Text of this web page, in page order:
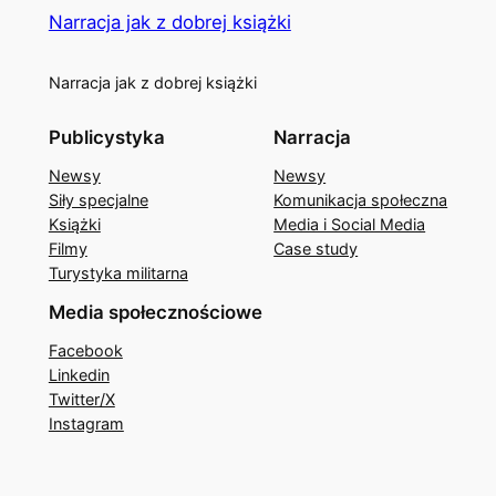
Narracja jak z dobrej książki
Narracja jak z dobrej książki
Publicystyka
Newsy
Siły specjalne
Książki
Filmy
Turystyka militarna
Narracja
Newsy
Komunikacja społeczna
Media i Social Media
Case study
Media społecznościowe
Facebook
Linkedin
Twitter/X
Instagram